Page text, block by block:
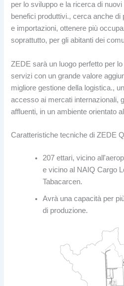
per lo sviluppo e la ricerca di
benefici produttivi., cerca anche
e importazioni, ottenere più
soprattutto, per gli abitanti dei
ZEDE sarà un luogo perfetto per
servizi con un grande valore
migliore gestione della logistica.,
accesso ai mercati internazionali,
affluenti, in un ambiente orientato
Caratteristiche tecniche di ZEDE
207 ettari, vicino
e vicino al NAIQ Cargo
Tabacarcen.
Avrà una capacità per
di produzione.